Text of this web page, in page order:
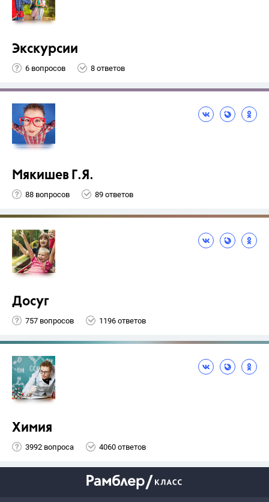
Экскурсии
6 вопросов 8 ответов
Мякишев Г.Я.
88 вопросов 89 ответов
Досуг
757 вопросов 1196 ответов
Химия
3992 вопроса 4060 ответов